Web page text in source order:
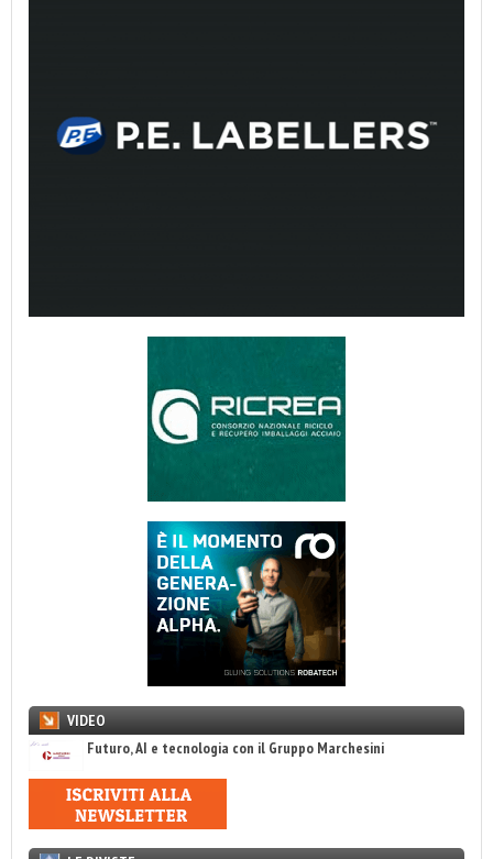
VIDEO
Futuro, AI e tecnologia con il Gruppo Marchesini